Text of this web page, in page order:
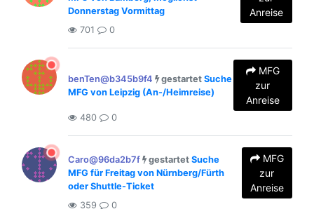
Donnerstag Vormittag
Anreise
701 0
benTen@b345b9f4 gestartet Suche
MFG von Leipzig (An-/Heimreise)
MFG
zur
Anreise
480 0
Caro@96da2b7f gestartet Suche
MFG für Freitag von Nürnberg/Fürth
oder Shuttle-Ticket
MFG
zur
Anreise
359 0